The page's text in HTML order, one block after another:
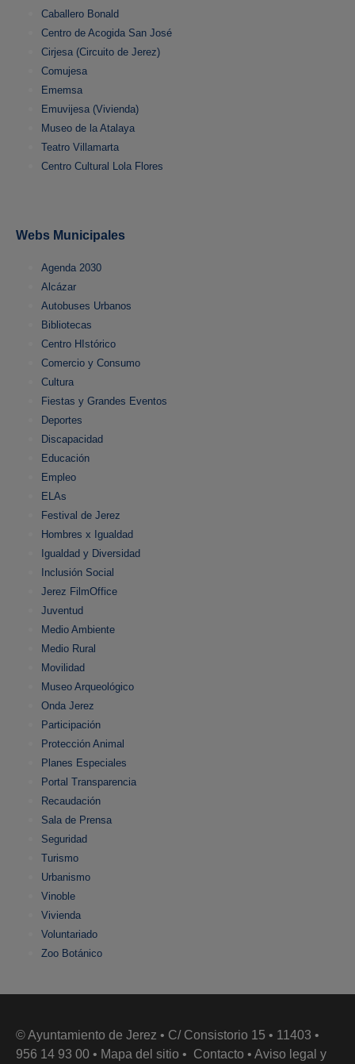
Caballero Bonald
Centro de Acogida San José
Cirjesa (Circuito de Jerez)
Comujesa
Ememsa
Emuvijesa (Vivienda)
Museo de la Atalaya
Teatro Villamarta
Centro Cultural Lola Flores
Webs Municipales
Agenda 2030
Alcázar
Autobuses Urbanos
Bibliotecas
Centro HIstórico
Comercio y Consumo
Cultura
Fiestas y Grandes Eventos
Deportes
Discapacidad
Educación
Empleo
ELAs
Festival de Jerez
Hombres x Igualdad
Igualdad y Diversidad
Inclusión Social
Jerez FilmOffice
Juventud
Medio Ambiente
Medio Rural
Movilidad
Museo Arqueológico
Onda Jerez
Participación
Protección Animal
Planes Especiales
Portal Transparencia
Recaudación
Sala de Prensa
Seguridad
Turismo
Urbanismo
Vinoble
Vivienda
Voluntariado
Zoo Botánico
© Ayuntamiento de Jerez • C/ Consistorio 15 • 11403 •
956 14 93 00 • Mapa del sitio • Contacto • Aviso legal y